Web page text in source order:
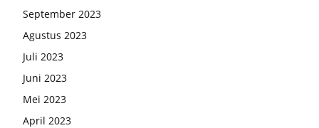
September 2023
Agustus 2023
Juli 2023
Juni 2023
Mei 2023
April 2023